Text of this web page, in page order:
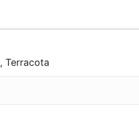
, Terracota